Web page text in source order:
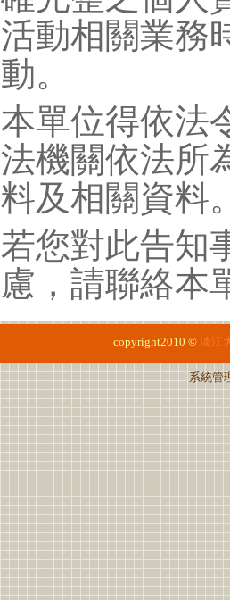
活動相關業務
動。
本單位得依法
法機關依法所
料及相關資料
若您對此告知
慮，請聯絡本
copyright2010 © 淡江
系統管